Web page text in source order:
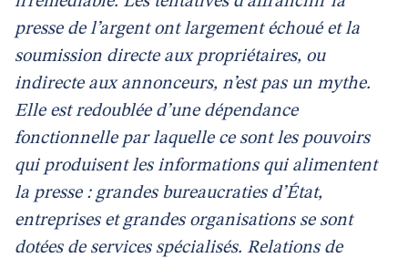
presse de l’argent ont largement échoué et la
soumission directe aux propriétaires, ou
indirecte aux annonceurs, n’est pas un mythe.
Elle est redoublée d’une dépendance
fonctionnelle par laquelle ce sont les pouvoirs
qui produisent les informations qui alimentent
la presse : grandes bureaucraties d’État,
entreprises et grandes organisations se sont
dotées de services spécialisés. Relations de